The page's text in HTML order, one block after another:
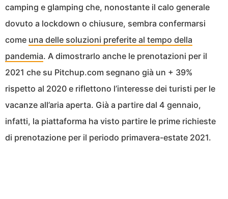
camping e glamping che, nonostante il calo generale
dovuto a lockdown o chiusure, sembra confermarsi
come una delle soluzioni preferite al tempo della
pandemia. A dimostrarlo anche le prenotazioni per il
2021 che su Pitchup.com segnano già un + 39%
rispetto al 2020 e riflettono l’interesse dei turisti per le
vacanze all’aria aperta. Già a partire dal 4 gennaio,
infatti, la piattaforma ha visto partire le prime richieste
di prenotazione per il periodo primavera-estate 2021.